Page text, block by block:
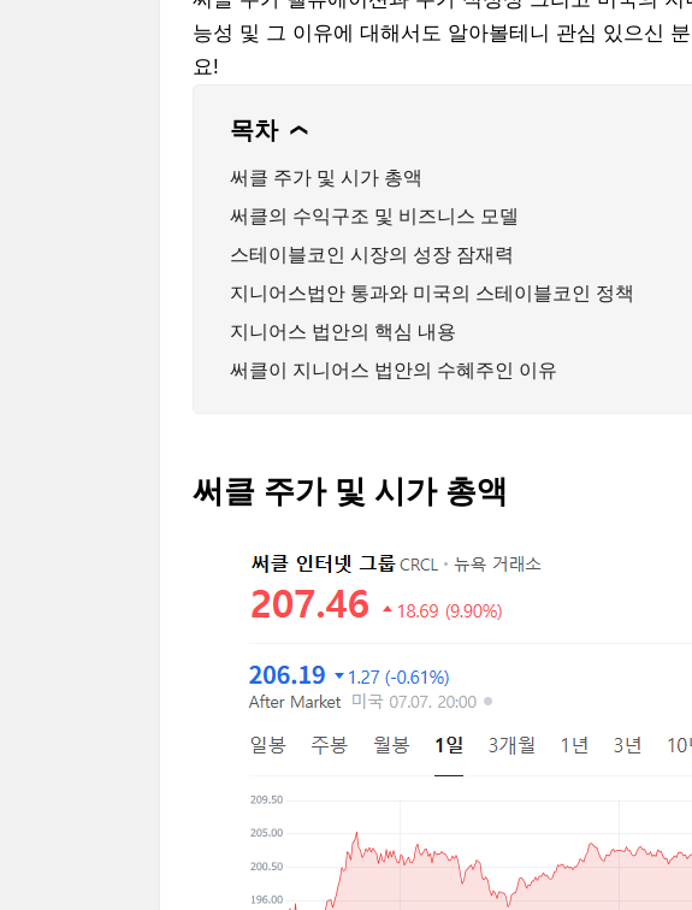
능성 및 그 이유에 대해서도 알아볼테니 관심 있으신
요!
목차 ❯
써클 주가 및 시가 총액
써클의 수익구조 및 비즈니스 모델
스테이블코인 시장의 성장 잠재력
지니어스법안 통과와 미국의 스테이블코인 정책
지니어스 법안의 핵심 내용
써클이 지니어스 법안의 수혜주인 이유
써클 주가 및 시가 총액